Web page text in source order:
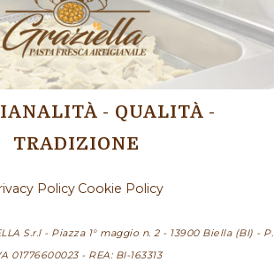
- QUALITÀ -
TRADIZIONE
Policy Cookie Policy
S.r.l - Piazza 1° maggio n. 2 - 13900 Biella (BI) - P.
01776600023 - REA: BI-163313